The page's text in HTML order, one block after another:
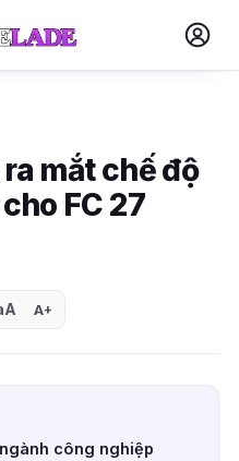
mắt chế độ
FC 27
A+
công nghiệp